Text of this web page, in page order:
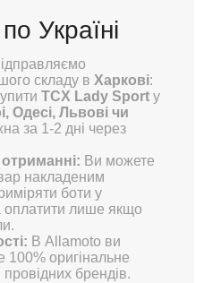
Україні
складу в Харкові:
TCX Lady Sport у
Одесі, Львові чи
за 1-2 дні через
Ви можете
накладеним
боти у
оплатити лише якщо
В Allamoto ви
100% оригінальне
провідних брендів.